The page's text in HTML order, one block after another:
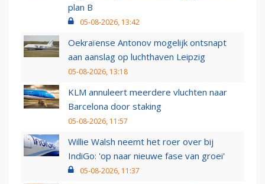
plan B
05-08-2026, 13:42
Oekraïense Antonov mogelijk ontsnapt
aan aanslag op luchthaven Leipzig
05-08-2026, 13:18
KLM annuleert meerdere vluchten naar
Barcelona door staking
05-08-2026, 11:57
Willie Walsh neemt het roer over bij
IndiGo: 'op naar nieuwe fase van groei'
05-08-2026, 11:37